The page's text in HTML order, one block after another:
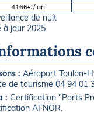
4166€ / an
de nuit
à jour 2025
: Aéroport Toulon-
de tourisme 04 94 01
: Certification "Ports
AFNOR.